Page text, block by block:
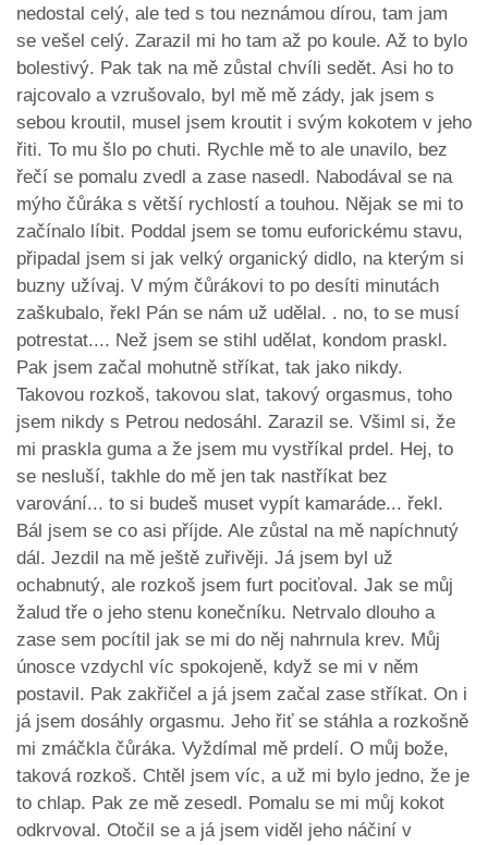
nedostal celý, ale ted s tou neznámou dírou, tam jam
se vešel celý. Zarazil mi ho tam až po koule. Až to bylo
bolestivý. Pak tak na mě zůstal chvíli sedět. Asi ho to
rajcovalo a vzrušovalo, byl mě mě zády, jak jsem s
sebou kroutil, musel jsem kroutit i svým kokotem v jeho
řiti. To mu šlo po chuti. Rychle mě to ale unavilo, bez
řečí se pomalu zvedl a zase nasedl. Nabodával se na
mýho čůráka s větší rychlostí a touhou. Nějak se mi to
začínalo líbit. Poddal jsem se tomu euforickému stavu,
připadal jsem si jak velký organický didlo, na kterým si
buzny užívaj. V mým čůrákovi to po desíti minutách
zaškubalo, řekl Pán se nám už udělal. . no, to se musí
potrestat.... Než jsem se stihl udělat, kondom praskl.
Pak jsem začal mohutně stříkat, tak jako nikdy.
Takovou rozkoš, takovou slat, takový orgasmus, toho
jsem nikdy s Petrou nedosáhl. Zarazil se. Všiml si, že
mi praskla guma a že jsem mu vystříkal prdel. Hej, to
se nesluší, takhle do mě jen tak nastříkat bez
varování... to si budeš muset vypít kamaráde... řekl.
Bál jsem se co asi příjde. Ale zůstal na mě napíchnutý
dál. Jezdil na mě ještě zuřivěji. Já jsem byl už
ochabnutý, ale rozkoš jsem furt pociťoval. Jak se můj
žalud tře o jeho stenu konečníku. Netrvalo dlouho a
zase sem pocítil jak se mi do něj nahrnula krev. Můj
únosce vzdychl víc spokojeně, když se mi v něm
postavil. Pak zakřičel a já jsem začal zase stříkat. On i
já jsem dosáhly orgasmu. Jeho řiť se stáhla a rozkošně
mi zmáčkla čůráka. Vyždímal mě prdelí. O můj bože,
taková rozkoš. Chtěl jsem víc, a už mi bylo jedno, že je
to chlap. Pak ze mě zesedl. Pomalu se mi můj kokot
odkrvoval. Otočil se a já jsem viděl jeho náčiní v